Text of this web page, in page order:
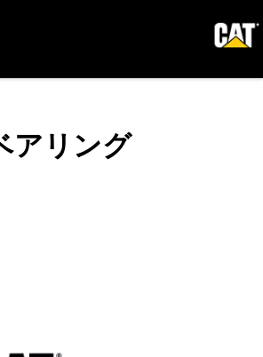
アリング